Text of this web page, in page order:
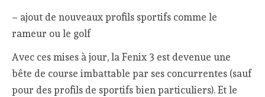
– ajout de nouveaux profils sportifs comme le
rameur ou le golf
Avec ces mises à jour, la Fenix 3 est devenue une
bête de course imbattable par ses concurrentes (sauf
pour des profils de sportifs bien particuliers). Et le